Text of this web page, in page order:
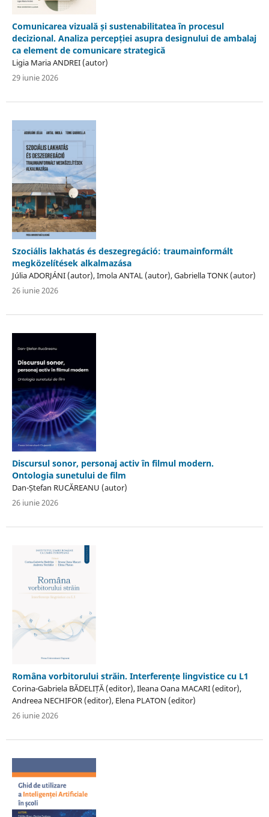
Comunicarea vizuală și sustenabilitatea în procesul
decizional. Analiza percepției asupra designului de ambalaj
ca element de comunicare strategică
Ligia Maria ANDREI (autor)
29 iunie 2026
Szociális lakhatás és deszegregáció: traumainformált
megközelítések alkalmazása
Júlia ADORJÁNI (autor), Imola ANTAL (autor), Gabriella TONK (autor)
26 iunie 2026
Discursul sonor, personaj activ în filmul modern.
Ontologia sunetului de film
Dan-Ștefan RUCĂREANU (autor)
26 iunie 2026
Româna vorbitorului străin. Interferențe lingvistice cu L1
Corina-Gabriela BĂDELIȚĂ (editor), Ileana Oana MACARI (editor),
Andreea NECHIFOR (editor), Elena PLATON (editor)
26 iunie 2026